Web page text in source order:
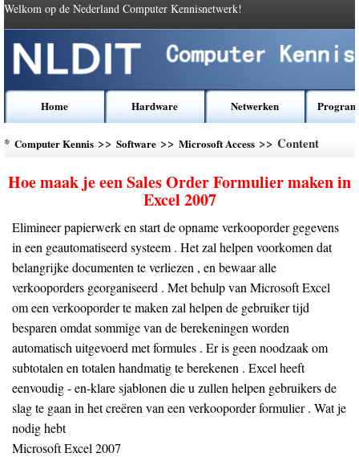
Welkom op de Nederland Computer Kennisnetwerk!
Home Hardware Netwerken
* Computer Kennis >> Software >> Microsoft Access >> Content
Hoe maak je een Sales Order Formulier maken in
Excel 2007
Elimineer papierwerk en start de opname verkooporder gegevens
in een geautomatiseerd systeem . Het zal helpen voorkomen dat
belangrijke documenten te verliezen , en bewaar alle
verkooporders georganiseerd . Met behulp van Microsoft Excel
om een verkooporder te maken zal helpen de gebruiker tijd
besparen omdat sommige van de berekeningen worden
automatisch uitgevoerd met formules . Er is geen noodzaak om
subtotalen en totalen handmatig te berekenen . Excel heeft
eenvoudig - en-klare sjablonen die u zullen helpen gebruikers de
slag te gaan in het creëren van een verkooporder formulier . Wat je
nodig hebt
Microsoft Excel 2007